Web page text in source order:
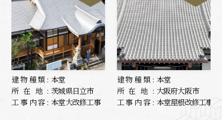
建物種類: 本堂
所在地: 茨城県日立市
工事内容: 本堂大改修工事
建物種類: 本堂
所在地: 大阪府大阪市
工事内容: 本堂屋根改修工事